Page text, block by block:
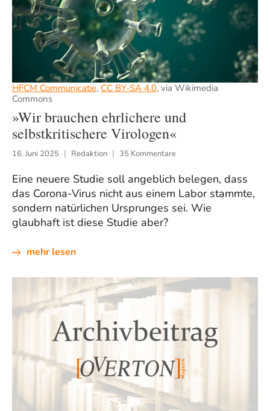
HFCM Communicatie, CC BY-SA 4.0, via Wikimedia
Commons
»Wir brauchen ehrlichere und
selbstkritischere Virologen«
16. Juni 2025 Redaktion 35 Kommentare
Eine neuere Studie soll angeblich belegen, dass
das Corona-Virus nicht aus einem Labor stammte,
sondern natürlichen Ursprunges sei. Wie
glaubhaft ist diese Studie aber?
mehr lesen